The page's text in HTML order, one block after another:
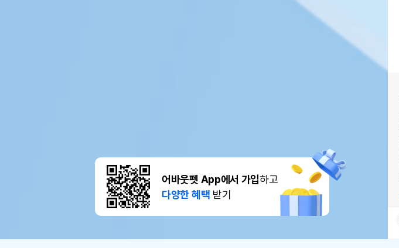
어바웃펫 App에서 가입하고
다양한 혜택 받기